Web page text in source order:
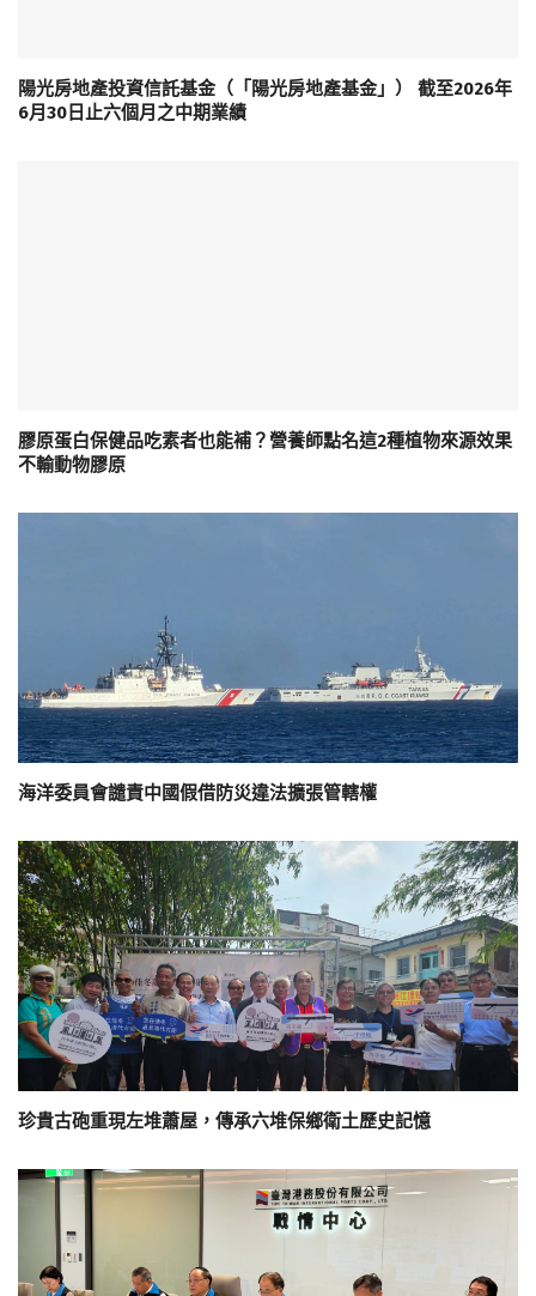
陽光房地產投資信託基金（「陽光房地產基金」） 截至2026年
6月30日止六個月之中期業績
膠原蛋白保健品吃素者也能補？營養師點名這2種植物來源效果
不輸動物膠原
海洋委員會譴責中國假借防災違法擴張管轄權
珍貴古砲重現左堆蕭屋，傳承六堆保鄉衛土歷史記憶